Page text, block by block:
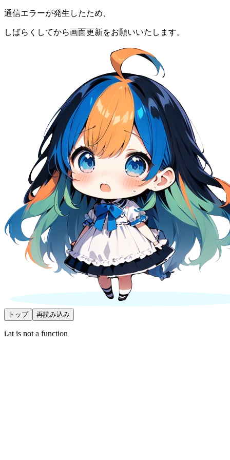
通信エラーが発生したため、
しばらくしてから画面更新をお願いいたします。
トップ 再読み込み
i.at is not a function